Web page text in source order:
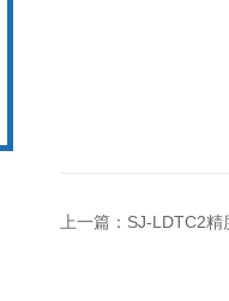
上一篇： SJ-LDTC2精